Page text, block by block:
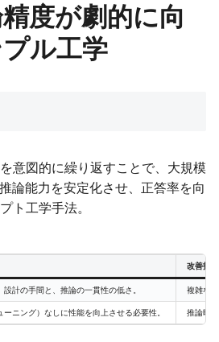
度が劇的に向
ル工学
意図的に繰り返すことで、大規模
論能力を安定化させ、正答率を向
ト工学手法。
改善指標
計の手間と、推論の一貫性の低さ。 複雑な
ニング）なしに性能を向上させる必要性。 推論時